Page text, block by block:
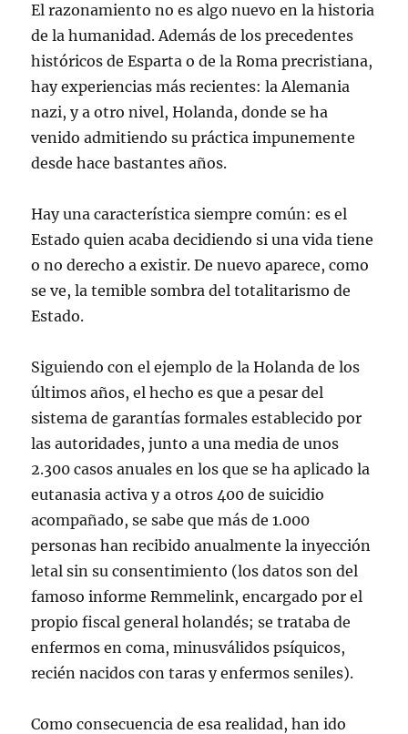
El razonamiento no es algo nuevo en la historia
de la humanidad. Además de los precedentes
históricos de Esparta o de la Roma precristiana,
hay experiencias más recientes: la Alemania
nazi, y a otro nivel, Holanda, donde se ha
venido admitiendo su práctica impunemente
desde hace bastantes años.
Hay una característica siempre común: es el
Estado quien acaba decidiendo si una vida tiene
o no derecho a existir. De nuevo aparece, como
se ve, la temible sombra del totalitarismo de
Estado.
Siguiendo con el ejemplo de la Holanda de los
últimos años, el hecho es que a pesar del
sistema de garantías formales establecido por
las autoridades, junto a una media de unos
2.300 casos anuales en los que se ha aplicado la
eutanasia activa y a otros 400 de suicidio
acompañado, se sabe que más de 1.000
personas han recibido anualmente la inyección
letal sin su consentimiento (los datos son del
famoso informe Remmelink, encargado por el
propio fiscal general holandés; se trataba de
enfermos en coma, minusválidos psíquicos,
recién nacidos con taras y enfermos seniles).
Como consecuencia de esa realidad, han ido